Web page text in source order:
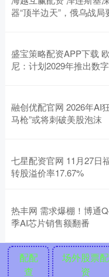
器“顶半边天”，俄乌战局
盛宝策略配资APP下载
尼：计划2029年推出数
融创优配官网 2026年AI
马枪”或将刺破美股泡沫
七星配资官网 11月27日
转股溢价率17.67%
热丰网 需求爆棚！博通
季AI芯片销售额翻番
配配
查
场外股票配
资